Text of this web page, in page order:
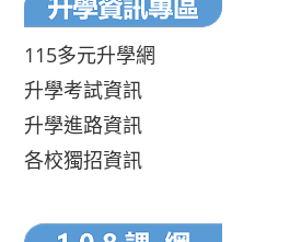
115多元升學網
升學考試資訊
升學進路資訊
各校獨招資訊